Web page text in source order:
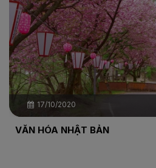
17/10/2020
VĂN HÓA NHẬT BẢN